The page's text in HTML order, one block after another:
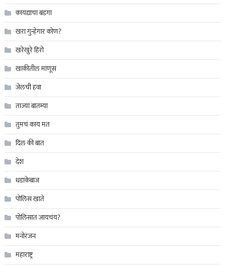
कायद्याचा बडगा
खरा गुन्हेगार कोण?
खरेखुरे हिरो
खाकीतील माणूस
जेलची हवा
ताज्या बातम्या
तुमचं काय मत
दिल की बात
देश
धडाकेबाज
पोलिस खाते
पोलिसात जायचंय?
मनोरंजन
महाराष्ट्र